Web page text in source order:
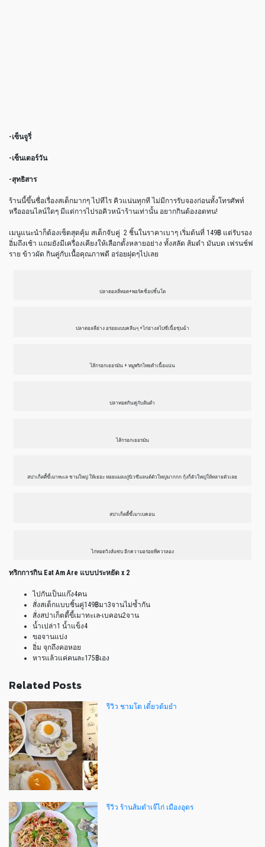
-เซ็นจูรี่
-เซ็นเตอร์วัน
-สุทธิสาร
ร้านนี้ขึ้นชื่อเรื่องสเต็กมากๆ ไปทีไร คิวแน่นทุกที ไม่มีการรับจองก่อนทั้งโทรศัพท์
หรือออนไลน์ใดๆ มีแต่การไปรอคิวหน้าร้านเท่านั้น อยากกินต้องอดทน!
เมนูแนะนำก็ต้องเซ็ตสุดคุ้ม สเต็กจับคู่ 2 ชิ้นในราคาเบาๆ เริ่มต้นที่ 149฿ แต่รับรอง
อิ่มถึงเช้า แถมยังมีเครื่องเคียงให้เลือกตั้งหลายอย่าง ทั้งสลัด ส้มตำ มันบด เฟรนช์ฟ
ราย ข้าวผัด กินคู่กับเนื้อคุณภาพดี อร่อยฝุดๆไปเลย
ปลาดอลลี่ทอด+พอร์คช็อปชิ้นโต
ปลาดอลลี่ย่าง อร่อยแบบคลีนๆ +ไก่ย่างสไปซี่เนื้อชุ่มฉ่ำ
ไส้กรอกเยอรมัน + หมูพริกไทยดำเนื้อแน่น
ปลาทอดกินคู่กับส้มตำ
ไส้กรอกเยอรมัน
สปาเก็ตตี้ขี้เมาทะเล ชามใหญ่ ให้เยอะ หอยแมลงภู่นิวซีแลนด์ตัวใหญ่มากกก กุ้งก็ตัวใหญ่ให้หลายตัวเลย
สปาเก็ตตี้ขี้เมาเบคอน
ไก่ทอดวิงส์แซ่บ อีกความอร่อยที่ควรลอง
ทริกการกิน Eat Am Are แบบประหยัด x 2
ไปกันเป็นแก๊ง4คน
สั่งสเต็กแบบชิ้นคู่149฿มา3จานไม่ซ้ำกัน
สั่งสปาเก็ตตี้ขี้เมาทะเล-เบคอน2จาน
น้ำเปล่า1 น้ำแข็ง4
ขอจานแบ่ง
อิ่ม จุกถึงคอหอย
หารแล้วแค่คนละ175฿เอง
Related Posts
รีวิว ชามโต เตี๋ยวต้มยำ
รีวิว ร้านส้มตำเจ๊ไก่ เมืองอุดร